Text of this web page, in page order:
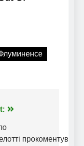
прокоментував